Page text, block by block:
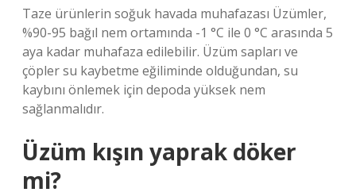
Taze ürünlerin soğuk havada muhafazası Üzümler,
%90-95 bağıl nem ortamında -1 °C ile 0 °C arasında 5
aya kadar muhafaza edilebilir. Üzüm sapları ve
çöpler su kaybetme eğiliminde olduğundan, su
kaybını önlemek için depoda yüksek nem
sağlanmalıdır.
Üzüm kışın yaprak döker
mi?